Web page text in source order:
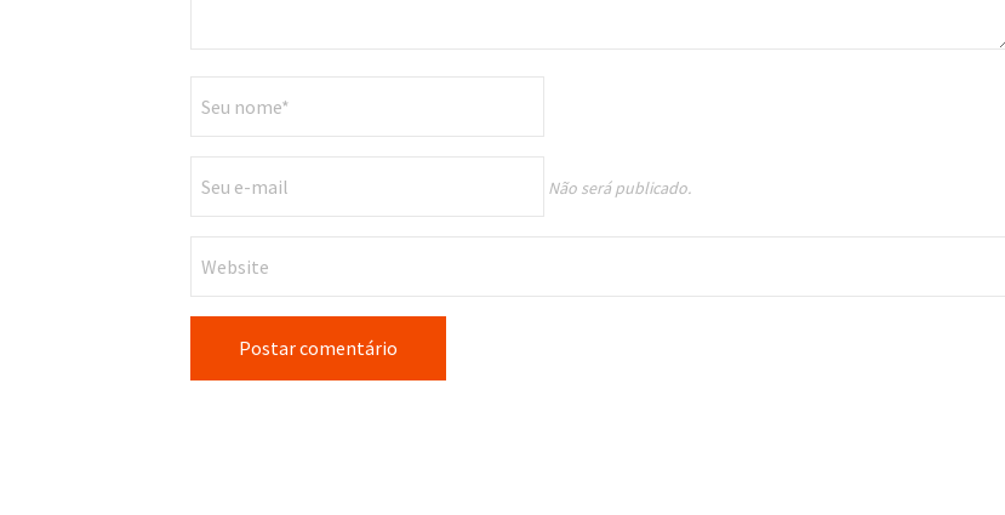
Não será publicado.